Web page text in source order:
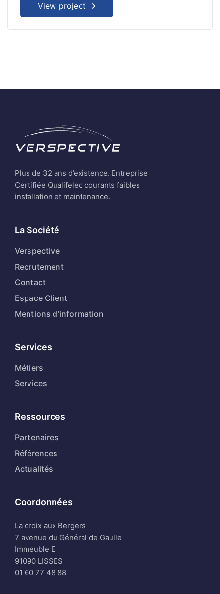
View project
Plus de 32 ans d’existence. Entreprise
Certifiée Qualifelec courants faibles
installation et maintenance.
La Société
Verspective
Recrutement
Contact
Espace Client
Mentions d’information
Services
Métiers
Services
Ressources
Partenaires
Références
Actualités
Coordonnées
La croix aux Bergers
7 avenue du Général de Gaulle
Immeuble E
91090 LISSES
01 60 77 48 88